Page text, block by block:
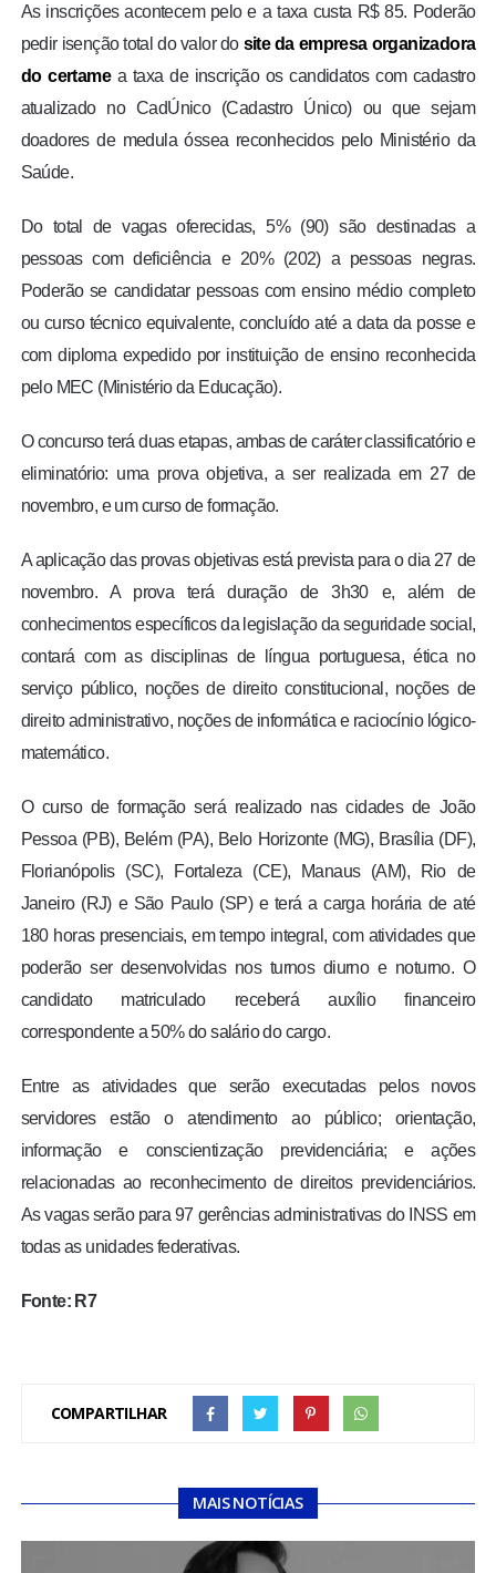
COLUNISTAS
As inscrições acontecem pelo e a taxa custa R$ 85. Poderão
pedir isenção total do valor do site da empresa organizadora
do certamea taxa de inscrição os candidatos com cadastro
atualizado no CadÚnico (Cadastro Único) ou que sejam
doadores de medula óssea reconhecidos pelo Ministério da
Saúde.
Do total de vagas oferecidas, 5% (90) são destinadas a
pessoas com deficiência e 20% (202) a pessoas negras.
Poderão se candidatar pessoas com ensino médio completo
ou curso técnico equivalente, concluído até a data da posse e
com diploma expedido por instituição de ensino reconhecida
pelo MEC (Ministério da Educação).
O concurso terá duas etapas, ambas de caráter classificatório e
eliminatório: uma prova objetiva, a ser realizada em 27 de
novembro, e um curso de formação.
A aplicação das provas objetivas está prevista para o dia 27 de
novembro. A prova terá duração de 3h30 e, além de
conhecimentos específicos da legislação da seguridade social,
contará com as disciplinas de língua portuguesa, ética no
serviço público, noções de direito constitucional, noções de
direito administrativo, noções de informática e raciocínio lógico-
matemático.
O curso de formação será realizado nas cidades de João
Pessoa (PB), Belém (PA), Belo Horizonte (MG), Brasília (DF),
Florianópolis (SC), Fortaleza (CE), Manaus (AM), Rio de
Janeiro (RJ) e São Paulo (SP) e terá a carga horária de até
180 horas presenciais, em tempo integral, com atividades que
poderão ser desenvolvidas nos turnos diurno e noturno. O
candidato matriculado receberá auxílio financeiro
correspondente a 50% do salário do cargo.
Entre as atividades que serão executadas pelos novos
servidores estão o atendimento ao público; orientação,
informação e conscientização previdenciária; e ações
relacionadas ao reconhecimento de direitos previdenciários.
As vagas serão para 97 gerências administrativas do INSS em
todas as unidades federativas.
Fonte: R7
COMPARTILHAR
MAIS NOTÍCIAS